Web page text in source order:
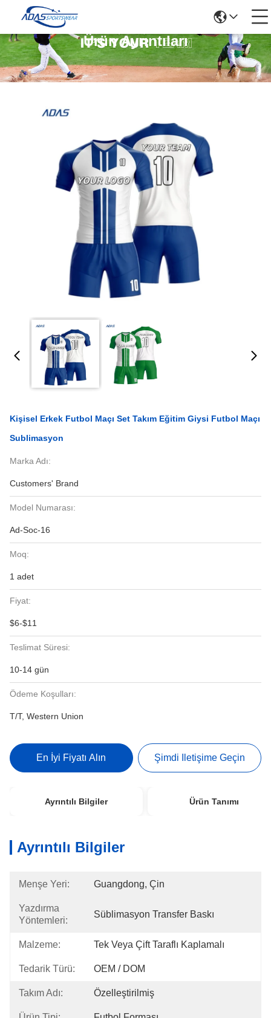
Ürün Ayrıntıları
Kişisel Erkek Futbol Maçı Set Takım Eğitim Giysi Futbol Maçı
Sublimasyon
Marka Adı:
Customers' Brand
Model Numarası:
Ad-Soc-16
Moq:
1 adet
Fiyat:
$6-$11
Teslimat Süresi:
10-14 gün
Ödeme Koşulları:
T/T, Western Union
En İyi Fiyatı Alın Şimdi Iletişime Geçin
Ayrıntılı Bilgiler Ürün Tanımı
Ayrıntılı Bilgiler
Menşe Yeri: Guangdong, Çin
Yazdırma
Yöntemleri:
Süblimasyon Transfer Baskı
Malzeme: Tek Veya Çift Taraflı Kaplamalı
Tedarik Türü: OEM / DOM
Takım Adı: Özelleştirilmiş